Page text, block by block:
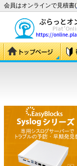
会員はオンラインで見積書(